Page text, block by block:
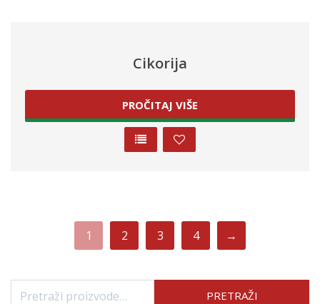
Cikorija
PROČITAJ VIŠE
1 2 3 4 →
PRETRAŽI